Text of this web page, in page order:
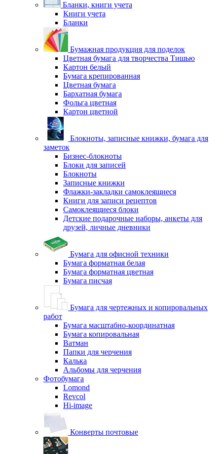
Бланки, книги учета
Книги учета
Бланки
Бумажная продукция для поделок
Цветная бумага для творчества Тишью
Картон белый
Бумага крепированная
Цветная бумага
Бархатная бумага
Фольга цветная
Картон цветной
Блокноты, записные книжки, бумага для
заметок
Бизнес-блокноты
Блоки для записей
Блокноты
Записные книжки
Флажки-закладки самоклеящиеся
Книги для записи рецептов
Самоклеящиеся блоки
Детские подарочные наборы, анкеты для
друзей, личные дневники
Бумага для офисной техники
Бумага форматная белая
Бумага форматная цветная
Бумага писчая
Бумага для чертежных и копировальных
работ
Бумага масштабно-координатная
Бумага копировальная
Ватман
Папки для черчения
Калька
Альбомы для черчения
Фотобумага
Lomond
Revcol
Hi-image
Конверты почтовые